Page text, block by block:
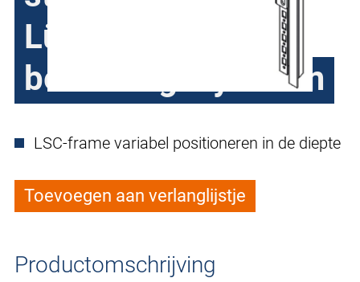
Lütze-
bedradingssysteem
LSC-frame variabel positioneren in de diepte
Toevoegen aan verlanglijstje
Productomschrijving